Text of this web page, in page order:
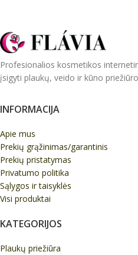
Profesionalios kosmetikos
įsigyti plaukų, veido ir kūno
INFORMACIJA
Apie mus
Prekių grąžinimas/garantinis
Prekių pristatymas
Privatumo politika
Sąlygos ir taisyklės
Visi produktai
KATEGORIJOS
Plaukų priežiūra